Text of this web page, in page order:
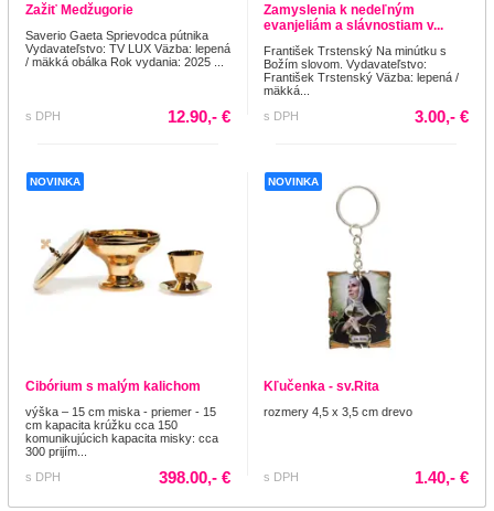
Zažiť Medžugorie
Saverio Gaeta Sprievodca pútnika
Vydavateľstvo: TV LUX Väzba: lepená
/ mäkká obálka Rok vydania: 2025 ...
s DPH 12.90,- €
Zamyslenia k nedeľným
evanjeliám a slávnostiam v...
František Trstenský Na minútku s
Božím slovom. Vydavateľstvo:
František Trstenský Väzba: lepená /
mäkká...
s DPH
3.00,- €
NOVINKA
Cibórium s malým kalichom
výška – 15 cm miska - priemer - 15
cm kapacita krúžku cca 150
komunikujúcich kapacita misky: cca
300 prijím...
s DPH
398.00,- €
NOVINKA
Kľučenka - sv.Rita
rozmery 4,5 x 3,5 cm drevo
s DPH 1.40,- €